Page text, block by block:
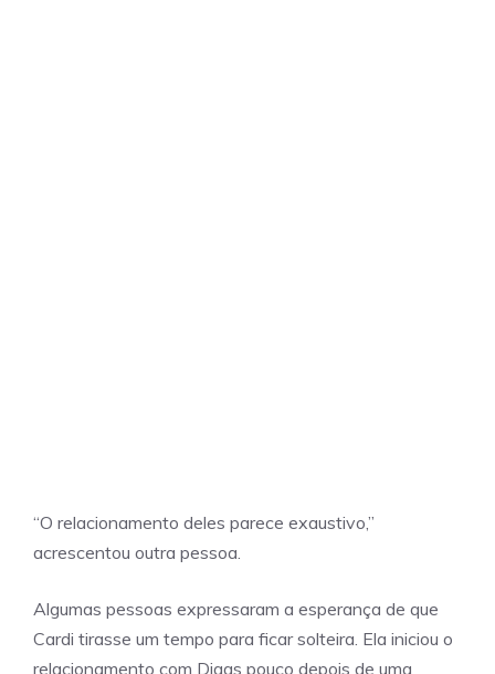
“O relacionamento deles parece exaustivo,”
acrescentou outra pessoa.
Algumas pessoas expressaram a esperança de que
Cardi tirasse um tempo para ficar solteira. Ela iniciou o
relacionamento com Diggs pouco depois de uma